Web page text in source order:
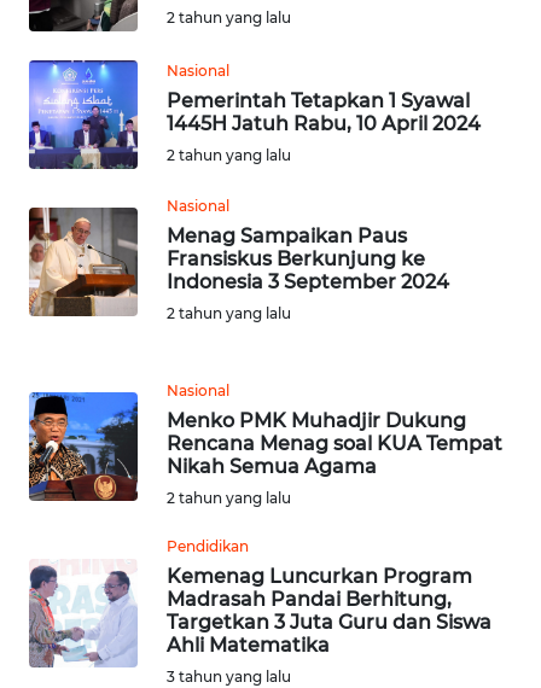
2 tahun yang lalu
Nasional
Pemerintah Tetapkan 1 Syawal
1445H Jatuh Rabu, 10 April 2024
2 tahun yang lalu
Nasional
Menag Sampaikan Paus
Fransiskus Berkunjung ke
Indonesia 3 September 2024
2 tahun yang lalu
Nasional
Menko PMK Muhadjir Dukung
Rencana Menag soal KUA Tempat
Nikah Semua Agama
2 tahun yang lalu
Pendidikan
Kemenag Luncurkan Program
Madrasah Pandai Berhitung,
Targetkan 3 Juta Guru dan Siswa
Ahli Matematika
3 tahun yang lalu
WN
BARAT
WN
RIAU
WN
SERAMBI
WN
WN
SULTRA
WN
WN
SULTENG
WN